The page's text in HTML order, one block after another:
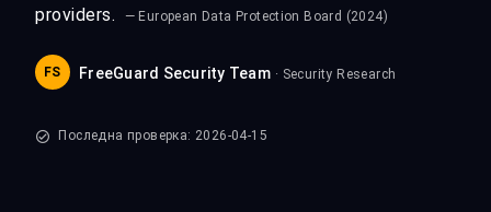
providers.
— European Data Protection Board (2024)
FS FreeGuard Security Team · Security Research
Последна проверка: 2026-04-15